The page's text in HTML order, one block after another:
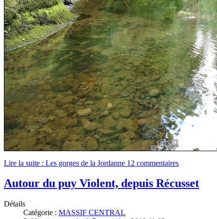
Lire la suite : Les gorges de la Jordanne 12 commentaires
Autour du puy Violent, depuis Récusset
Détails
Catégorie : MASSIF CENTRAL